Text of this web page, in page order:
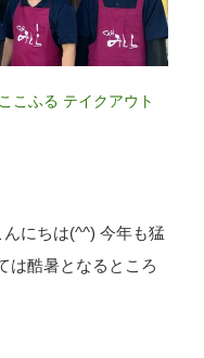
ここふる テイクアウト
にちは(^^) 今年も猛
は酷暑となるところ